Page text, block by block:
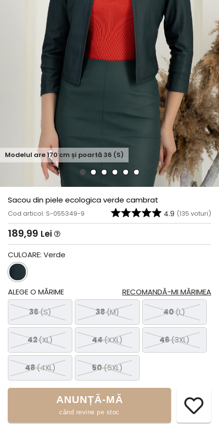
Modelul are170cm și poartă 36 (S)
Sacou din piele ecologica verde cambrat
Cod articol: S-055349-9 4.9 (135 voturi)
189,99 Lei
CULOARE: Verde
RECOMANDĂ-MI MĂRIMEA
ALEGE O MĂRIME
36(S) 38(M) 40(L)
42(XL) 44(XXL) 46(3XL)
48(4XL) 50(5XL)
ANUNȚĂ-MĂ
când revine pe stoc